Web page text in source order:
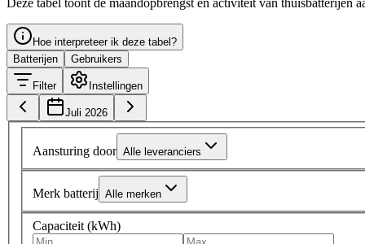
Hoe interpreteer ik deze tabel?
Batterijen
Gebruikers
Filter Instellingen
Juli 2026
Aansturing door Alle leveranciers
Merk batterij Alle merken
Capaciteit (kWh)